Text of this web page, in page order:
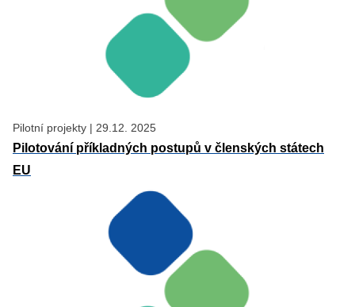
Pilotní projekty | 29.12. 2025
Pilotování příkladných postupů v členských státech
EU